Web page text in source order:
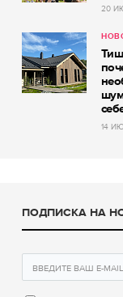
20
14
ПОДПИСКА НА